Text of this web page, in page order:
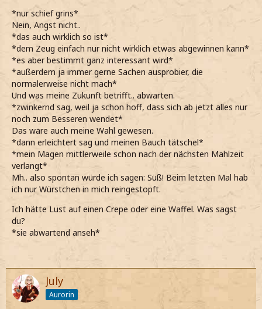
*nur schief grins*
Nein, Angst nicht..
*das auch wirklich so ist*
*dem Zeug einfach nur nicht wirklich etwas abgewinnen kann*
*es aber bestimmt ganz interessant wird*
*außerdem ja immer gerne Sachen ausprobier, die
normalerweise nicht mach*
Und was meine Zukunft betrifft.. abwarten.
*zwinkernd sag, weil ja schon hoff, dass sich ab jetzt alles nur
noch zum Besseren wendet*
Das wäre auch meine Wahl gewesen.
*dann erleichtert sag und meinen Bauch tätschel*
*mein Magen mittlerweile schon nach der nächsten Mahlzeit
verlangt*
Mh.. also spontan würde ich sagen: Süß! Beim letzten Mal hab
ich nur Würstchen in mich reingestopft.
Ich hätte Lust auf einen Crepe oder eine Waffel. Was sagst
du?
*sie abwartend anseh*
July
Aurorin